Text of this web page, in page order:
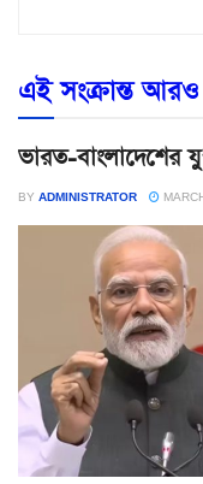
এই সংক্রান্ত
ভারত-বাংলাদেশের
BY ADMINISTRATOR